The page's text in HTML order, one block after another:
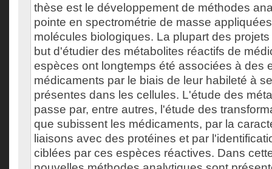
thèse est le développement de méthodes
pointe en spectrométrie de masse
molécules biologiques. La plupart des
but d'étudier des métabolites réactifs de
espèces ont longtemps été associées à des
médicaments par le biais de leur habileté à
présentes dans les cellules. L'étude des
passe par, entre autres, l'étude des
que subissent les médicaments, par la
liaisons avec des protéines et par
ciblées par ces espèces réactives. Dans